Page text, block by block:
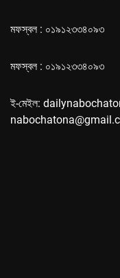
মফস্বল : ০১৯১২৩৩৪০৯৩
মফস্বল : ০১৯১২৩৩৪০৯৩
ই-মেইল: